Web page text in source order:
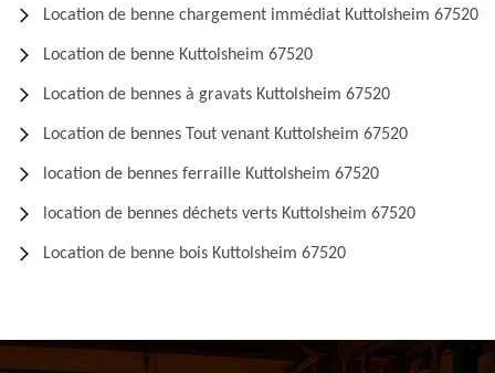
Location de benne chargement immédiat Kuttolsheim 67520
Location de benne Kuttolsheim 67520
Location de bennes à gravats Kuttolsheim 67520
Location de bennes Tout venant Kuttolsheim 67520
location de bennes ferraille Kuttolsheim 67520
location de bennes déchets verts Kuttolsheim 67520
Location de benne bois Kuttolsheim 67520